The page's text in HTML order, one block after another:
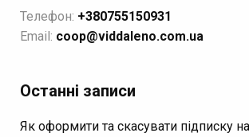
Телефон: +380755150931
Email: coop@viddaleno.com.ua
Останні записи
Як оформити та скасувати підписку